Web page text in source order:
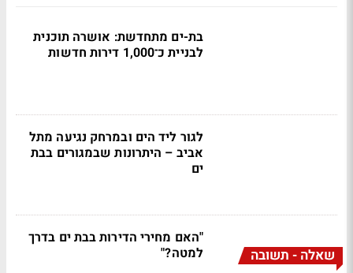
בת-ים מתחדשת: אושרה תוכנית
לבניית כ־1,000 דירות חדשות
לגור ליד הים ובמרחק נגיעה מתל
אביב – היתרונות שבמגורים בבת
ים
שאלה - תשובה
"האם מחירי הדירות בבת ים בדרך
למטה?"